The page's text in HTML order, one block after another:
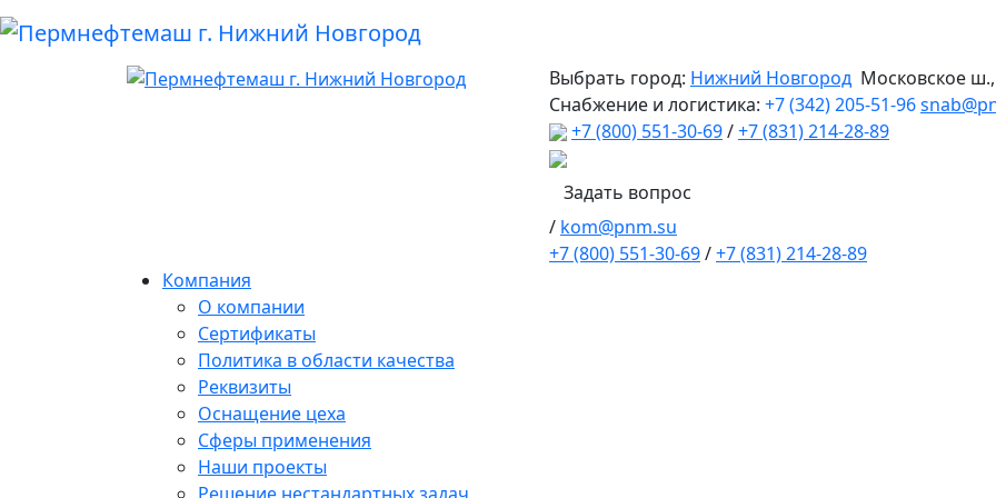
Выбрать город: Нижний Новгород Московское
Снабжение и логистика: +7 (342) 205-51-96
+7 (800) 551-30-69/+7 (831) 214-28-89
Задать вопрос
/ kom@pnm.su
+7 (800) 551-30-69/+7 (831) 214-28-89
Компания
О компании
Сертификаты
Политика в области качества
Реквизиты
Оснащение цеха
Сферы применения
Наши проекты